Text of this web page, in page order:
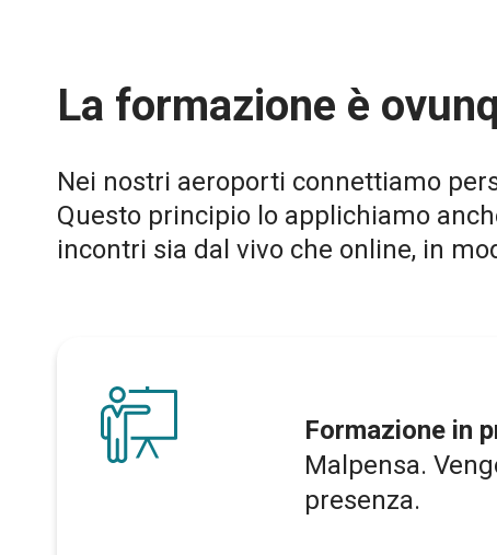
La formazione è
Nei nostri aeroporti connettiamo
Questo principio lo applichiamo
incontri sia dal vivo che online, in
Formazione in
Malpensa.
presenza.